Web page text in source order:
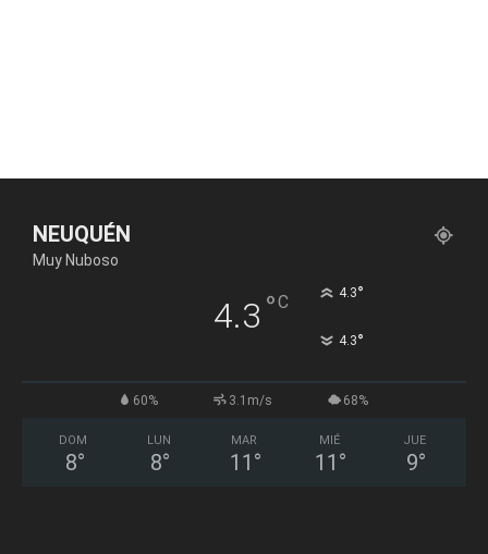
NEUQUÉN
Muy Nuboso
4.3 °C 4.3°
4.3°
60% 3.1m/s 68%
DOM
8°
LUN
8°
MAR
11 °
MIÉ
11 °
JUE
9°